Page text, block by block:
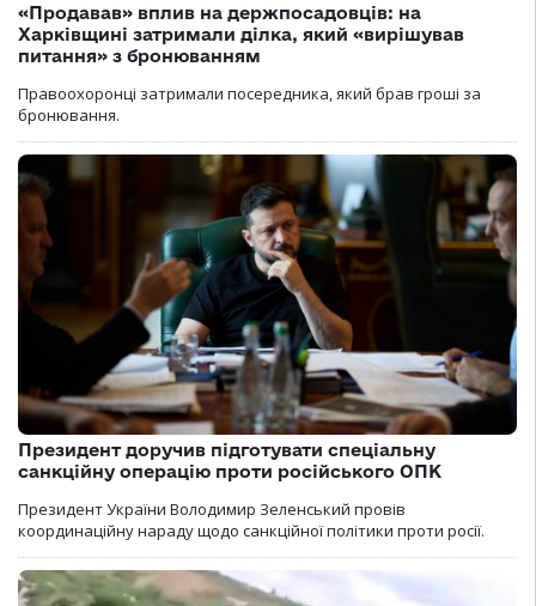
«Продавав» вплив на держпосадовців: на
Харківщині затримали ділка, який «вирішував
питання» з бронюванням
Правоохоронці затримали посередника, який брав гроші за
бронювання.
Президент доручив підготувати спеціальну
санкційну операцію проти російського ОПК
Президент України Володимир Зеленський провів
координаційну нараду щодо санкційної політики проти росії.